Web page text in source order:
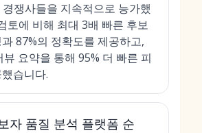
쟁사들을 지속적으로 능가했
토에 비해 최대 3배 빠른 후보
87%의 정확도를 제공하고,
요약을 통해 95% 더 빠른 피
습니다.
자 품질 분석 플랫폼 순